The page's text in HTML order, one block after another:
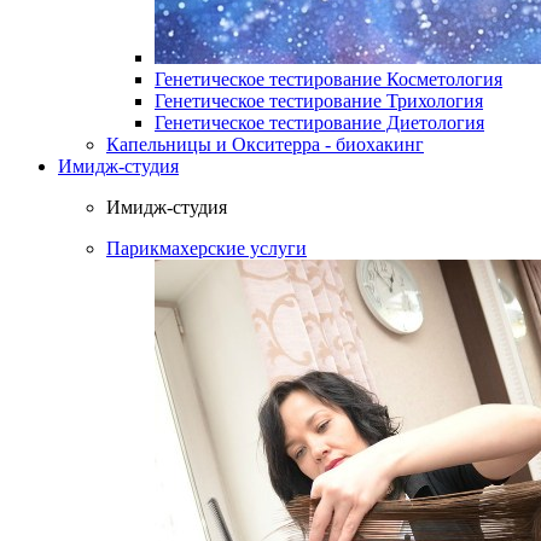
Генетическое тестирование Косметология
Генетическое тестирование Трихология
Генетическое тестирование Диетология
Капельницы и Окситерра - биохакинг
Имидж-студия
Имидж-студия
Парикмахерские услуги